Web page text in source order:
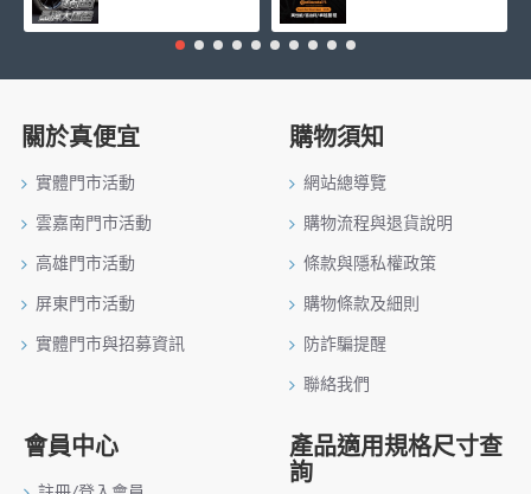
關於真便宜
實體門市活動
雲嘉南門市活動
高雄門市活動
屏東門市活動
實體門市與招募資訊
購物須知
網站總導覽
購物流程與退貨說明
條款與隱私權政策
購物條款及細則
防詐騙提醒
聯絡我們
會員中心 產品適用規格尺寸查
詢